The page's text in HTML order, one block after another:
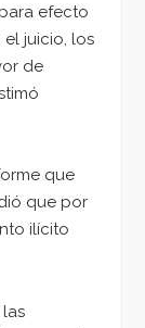
efecto
juicio, los
de
que
que por
ilícito